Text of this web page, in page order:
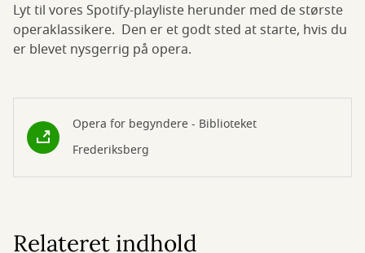
Lyt til vores Spotify-playliste herunder med de største
operaklassikere. Den er et godt sted at starte, hvis du
er blevet nysgerrig på opera.
Opera for begyndere - Biblioteket
Frederiksberg
Relateret indhold